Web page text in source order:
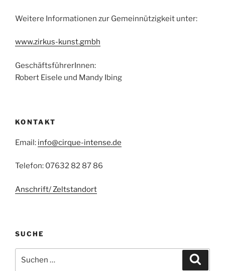
Weitere Informationen zur Gemeinnützigkeit unter:
www.zirkus-kunst.gmbh
GeschäftsführerInnen:
Robert Eisele und Mandy Ibing
KONTAKT
Email: info@cirque-intense.de
Telefon: 07632 82 87 86
Anschrift/ Zeltstandort
SUCHE
nach: